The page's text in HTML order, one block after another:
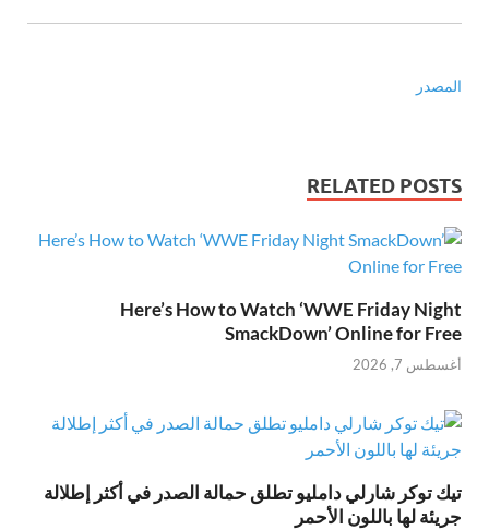
المصدر
RELATED POSTS
Here’s How to Watch ‘WWE Friday Night
SmackDown’ Online for Free
أغسطس 7, 2026
تيك توكر شارلي دامليو تطلق حمالة الصدر في أكثر إطلالة
جريئة لها باللون الأحمر